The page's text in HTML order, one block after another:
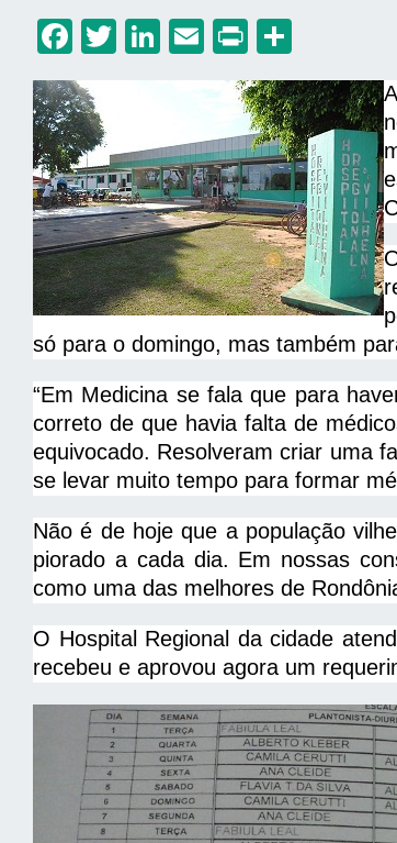
Facebook
Twitter
LinkedIn
Email
Print
só para o domingo, mas também
“Em Medicina se fala que para
correto de que havia falta de
equivocado. Resolveram criar uma
se levar muito tempo para formar
Não é de hoje que a população
piorado a cada dia. Em nossas
como uma das melhores de
O Hospital Regional da cidade
recebeu e aprovou agora um